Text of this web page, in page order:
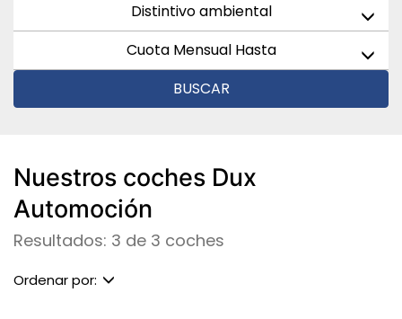
Distintivo ambiental
Cuota Mensual Hasta
BUSCAR
Nuestros coches Dux
Automoción
Resultados: 3 de 3 coches
Ordenar por: